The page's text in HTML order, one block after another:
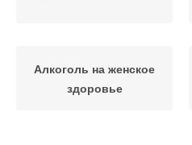
Алкоголь на женское
здоровье